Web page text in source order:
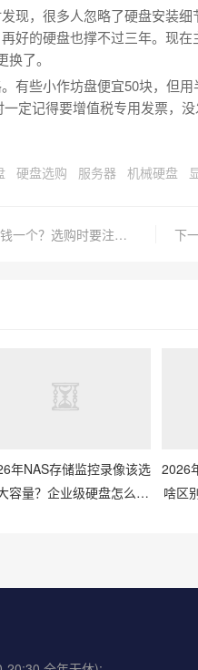
现，很多人忽略了硬盘安装
好的硬盘也撑不过三年。现
了。
有些小作坊盘便宜50块，但
定记得要增值税专用发票，没
硬盘选购 服务器 机械硬盘
上一篇：2026年3月监控硬盘多少钱一个？选购时要注意哪些参数？
年NAS存储监控录像该选
容量？企业级硬盘怎么搭
2026
啥区